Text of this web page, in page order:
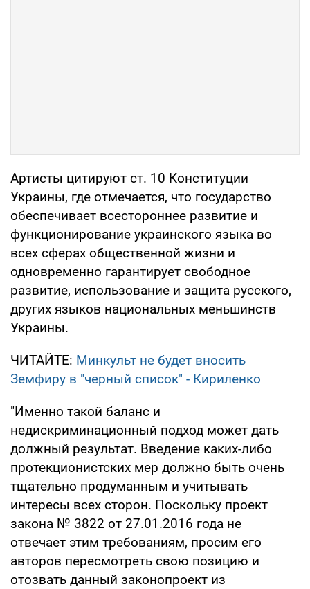
Артисты цитируют ст. 10 Конституции
Украины, где отмечается, что государство
обеспечивает всестороннее развитие и
функционирование украинского языка во
всех сферах общественной жизни и
одновременно гарантирует свободное
развитие, использование и защита русского,
других языков национальных меньшинств
Украины.
ЧИТАЙТЕ: Минкульт не будет вносить
Земфиру в "черный список" - Кириленко
"Именно такой баланс и
недискриминационный подход может дать
должный результат. Введение каких-либо
протекционистских мер должно быть очень
тщательно продуманным и учитывать
интересы всех сторон. Поскольку проект
закона № 3822 от 27.01.2016 года не
отвечает этим требованиям, просим его
авторов пересмотреть свою позицию и
отозвать данный законопроект из